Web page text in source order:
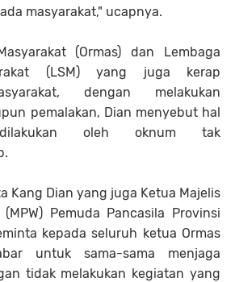
masyarakat," ucapnya.
(Ormas) dan Lembaga
(LSM) yang juga kerap
dengan melakukan
pemalakan, Dian menyebut hal
oleh oknum tak
Kang Dian yang juga Ketua Majelis
Pemuda Pancasila Provinsi
kepada seluruh ketua Ormas
untuk sama-sama menjaga
tidak melakukan kegiatan yang